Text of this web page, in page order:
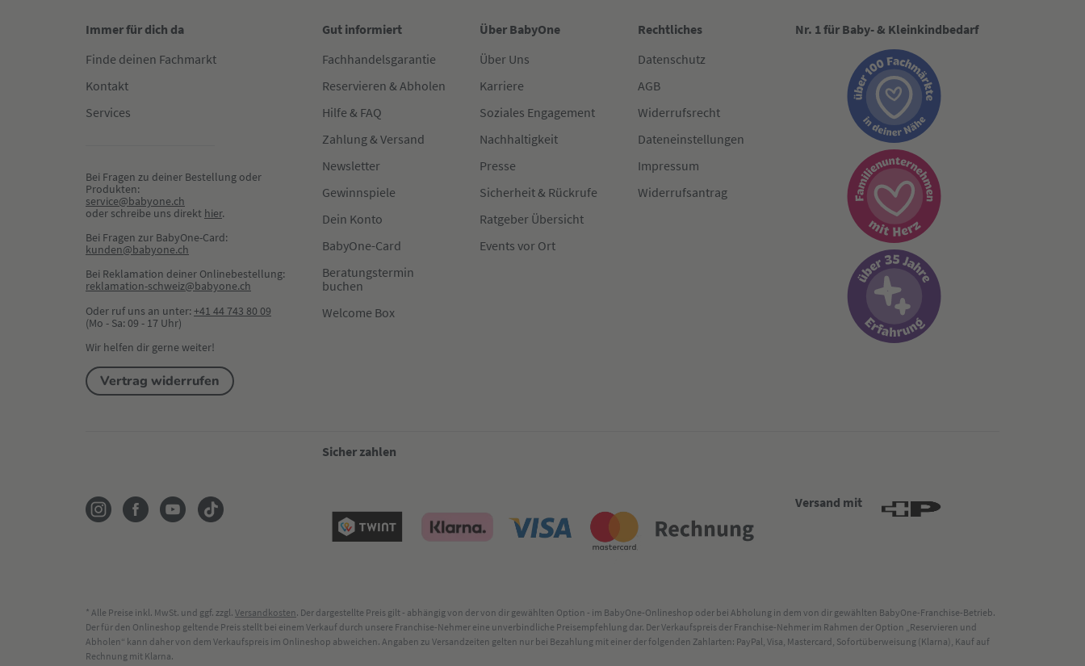
Immer für dich da
Finde deinen Fachmarkt
Kontakt
Services
Bei Fragen zu deiner Bestellung oder
Produkten:
service@babyone.ch
oder schreibe uns direkt hier.
Bei Fragen zur BabyOne-Card:
kunden@babyone.ch
Bei Reklamation deiner Onlinebestellung:
reklamation-schweiz@babyone.ch
Oder ruf uns an unter:+41 44 743 80 09
(Mo - Sa: 09 - 17 Uhr)
Wir helfen dir gerne weiter!
Vertrag widerrufen
Gut informiert
Fachhandelsgarantie
Reservieren & Abholen
Hilfe & FAQ
Zahlung & Versand
Newsletter
Gewinnspiele
Dein Konto
BabyOne-Card
Beratungstermin
buchen
Welcome Box
Über BabyOne
Über Uns
Karriere
Soziales Engagement
Nachhaltigkeit
Presse
Sicherheit & Rückrufe
Ratgeber Übersicht
Events vor Ort
Rechtliches
Datenschutz
AGB
Widerrufsrecht
Dateneinstellungen
Impressum
Widerrufsantrag
Nr. 1 für Baby- & Kleinkindbedarf
Sicher zahlen
Versand mit
* Alle Preise inkl. MwSt. und ggf. zzgl. Versandkosten. Der dargestellte Preis gilt - abhängig von der von dir gewählten Option - im BabyOne-Onlineshop oder bei Abholung in dem von dir gewählten BabyOne-Franchise-Betrieb.
Der für den Onlineshop geltende Preis stellt bei einem Verkauf durch unsere Franchise-Nehmer eine unverbindliche Preisempfehlung dar. Der Verkaufspreis der Franchise-Nehmer im Rahmen der Option „Reservieren und
Abholen“ kann daher von dem Verkaufspreis im Onlineshop abweichen. Angaben zu Versandzeiten gelten nur bei Bezahlung mit einer der folgenden Zahlarten: PayPal, Visa, Mastercard, Sofortüberweisung (Klarna), Kauf auf
Rechnung mit Klarna.